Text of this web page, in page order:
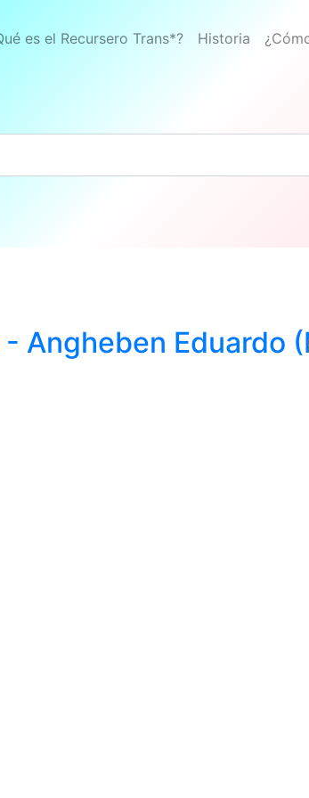
es el Recursero Trans*? Historia
Angheben Eduardo